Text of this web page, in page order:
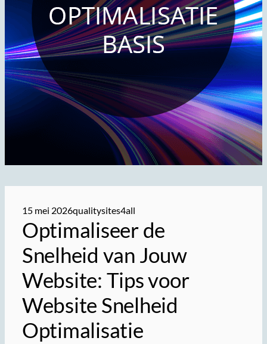
15 mei 2026qualitysites4all
Optimaliseer de
Snelheid van Jouw
Website: Tips voor
Website Snelheid
Optimalisatie